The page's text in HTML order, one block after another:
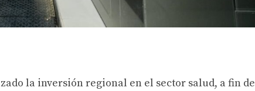
la inversión regional en el sector salud, a fin de